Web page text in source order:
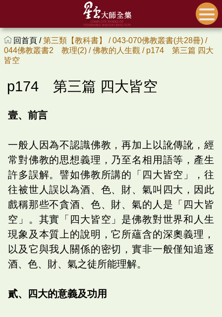
回首頁 /第三類【教科書】 /043-070佛教叢書(共28冊) /
044佛教叢書2 教理(2) /佛教的人生觀 / p174 第三篇 四大
皆空
p174 第三篇 四大皆空
壹、前言
一般人因為不認識佛教，再加上以訛傳訛，經
常對佛教的思想義理，乃至名相用語等，產生
許多誤解。譬如佛教所講的「四大皆空」，往
往被世人誤以為酒、色、財、氣叫四大，因此
戲稱那些不貪酒、色、財、氣的人是「四大皆
空」。其實「四大皆空」是佛教對世界和人生
現象及本質上的說明，它所蘊含的深奧義理，
以及它與我人關係的密切，實非一般僅知追逐
酒、色、財、氣之徒所能理解。
貳、四大的意義及功用